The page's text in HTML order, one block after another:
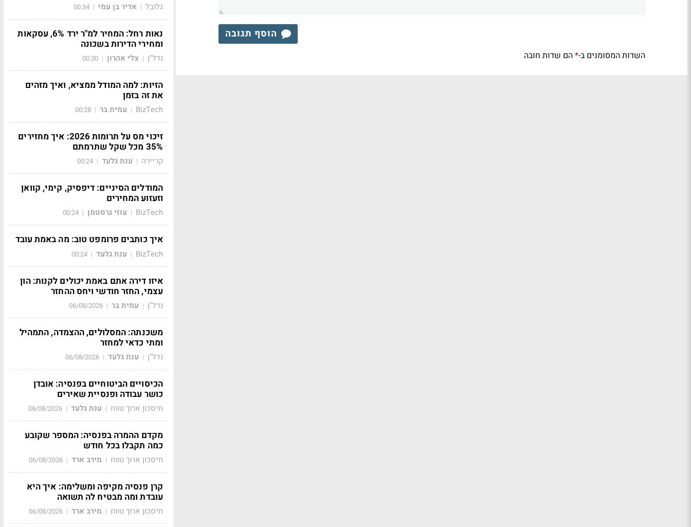
הוסף תגובה
השדות המסומנים ב-*הם שדות חובה
גלובל | אדיר בן עמי |
00:34
נאות רחל: המחיר למ"ר ירד 6%, עסקאות
ומחירי הדירות בשכונה
נדל"ן | צלי אהרון |
00:30
הזיות: למה המודל ממציא, ואיך מזהים
את זה בזמן
BizTech
| עמית בר |
00:28
זיכוי מס על תרומות 2026: איך מחזירים
35% מכל שקל שתרמתם
קריירה | ענת גלעד |
00:24
המודלים הסיניים: דיפסיק, קימי, קוואן
וזעזוע המחירים
BizTech
| עוזי גרסטמן |
00:24
איך כותבים פרומפט טוב: מה באמת עובד
BizTech
| ענת גלעד |
00:24
איזו דירה אתם באמת יכולים לקנות: הון
עצמי, החזר חודשי ויחס ההחזר
נדל"ן | עמית בר |
06/08/2026
משכנתה: המסלולים, ההצמדה, התמהיל
ומתי כדאי למחזר
נדל"ן | ענת גלעד |
06/08/2026
הכיסויים הביטוחיים בפנסיה: אובדן
כושר עבודה ופנסיית שאירים
חיסכון ארוך טווח | ענת גלעד |
06/08/2026
מקדם ההמרה בפנסיה: המספר שקובע
כמה תקבלו בכל חודש
חיסכון ארוך טווח | מירב ארד |
06/08/2026
קרן פנסיה מקיפה ומשלימה: איך היא
עובדת ומה מבטיח לה תשואה
חיסכון ארוך טווח | מירב ארד |
06/08/2026